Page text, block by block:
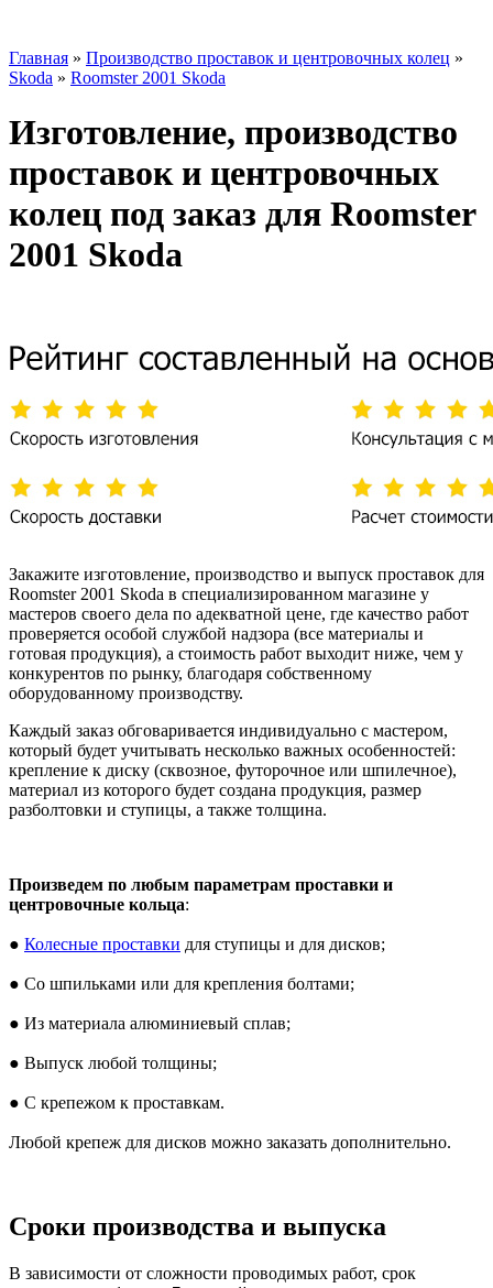
Главная » Производство проставок и центровочных колец »
Skoda » Roomster 2001 Skoda
Изготовление, производство
проставок и центровочных
колец под заказ для Roomster
2001 Skoda
Закажите изготовление, производство и выпуск проставок для
Roomster 2001 Skoda в специализированном магазине у
мастеров своего дела по адекватной цене, где качество работ
проверяется особой службой надзора (все материалы и
готовая продукция), а стоимость работ выходит ниже, чем у
конкурентов по рынку, благодаря собственному
оборудованному производству.
Каждый заказ обговаривается индивидуально с мастером,
который будет учитывать несколько важных особенностей:
крепление к диску (сквозное, футорочное или шпилечное),
материал из которого будет создана продукция, размер
разболтовки и ступицы, а также толщина.
Произведем по любым параметрам проставки и
центровочные кольца:
● Колесные проставки для ступицы и для дисков;
● Со шпильками или для крепления болтами;
● Из материала алюминиевый сплав;
● Выпуск любой толщины;
● С крепежом к проставкам.
Любой крепеж для дисков можно заказать дополнительно.
Сроки производства и выпуска
В зависимости от сложности проводимых работ, срок